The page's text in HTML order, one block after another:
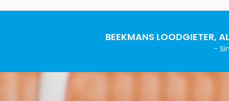
BEEKMANS LOODGIETER,
-